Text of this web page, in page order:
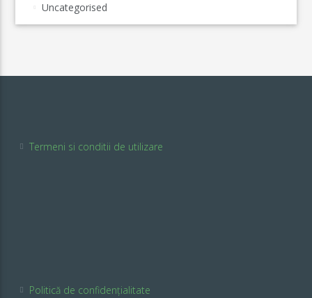
Uncategorised
Termeni si conditii de utilizare
Politică de confidențialitate